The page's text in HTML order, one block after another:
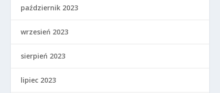
październik 2023
wrzesień 2023
sierpień 2023
lipiec 2023